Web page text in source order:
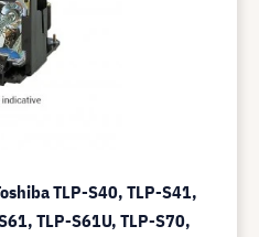
TLP-S40, TLP-S41,
TLP-S61U, TLP-S70,